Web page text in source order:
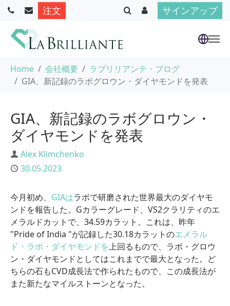
注文 サインアップ
Home 会社概要
ラブリリアンテ・ブログ
GIA、新記録のラボグロウン・ダイヤモンドを発表
GIA、新記録のラボグロウン・
ダイヤモンドを発表
Author
Alex Klimchenko
Published
30.05.2023
今月初め、 GIAはラボで研磨された世界最大のダイヤモ
ンドを報告した。Gカラーグレード、VS2クラリティのエ
メラルドカットで、34.59カラット。これは、昨年
"Pride of India "が記録した30.18カラットのエメラル
ド・ラボ・ダイヤモンドを上回るもので、ラボ・グロウ
ン・ダイヤモンドとしてはこれまでで最大となった。ど
ちらの石もCVD成長法で作られたもので、この成長法が
また新たなマイルストーンとなった。